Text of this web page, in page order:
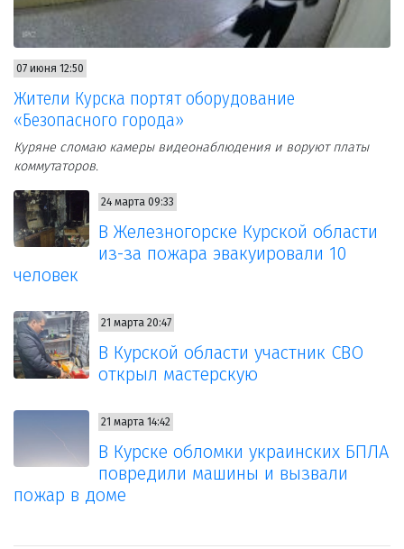
07 июня 12:50
Жители Курска портят оборудование
«Безопасного города»
Куряне сломаю камеры видеонаблюдения и воруют платы
коммутаторов.
24 марта 09:33
В Железногорске Курской области
из-за пожара эвакуировали 10
человек
21 марта 20:47
В Курской области участник СВО
открыл мастерскую
21 марта 14:42
В Курске обломки украинских БПЛА
повредили машины и вызвали
пожар в доме